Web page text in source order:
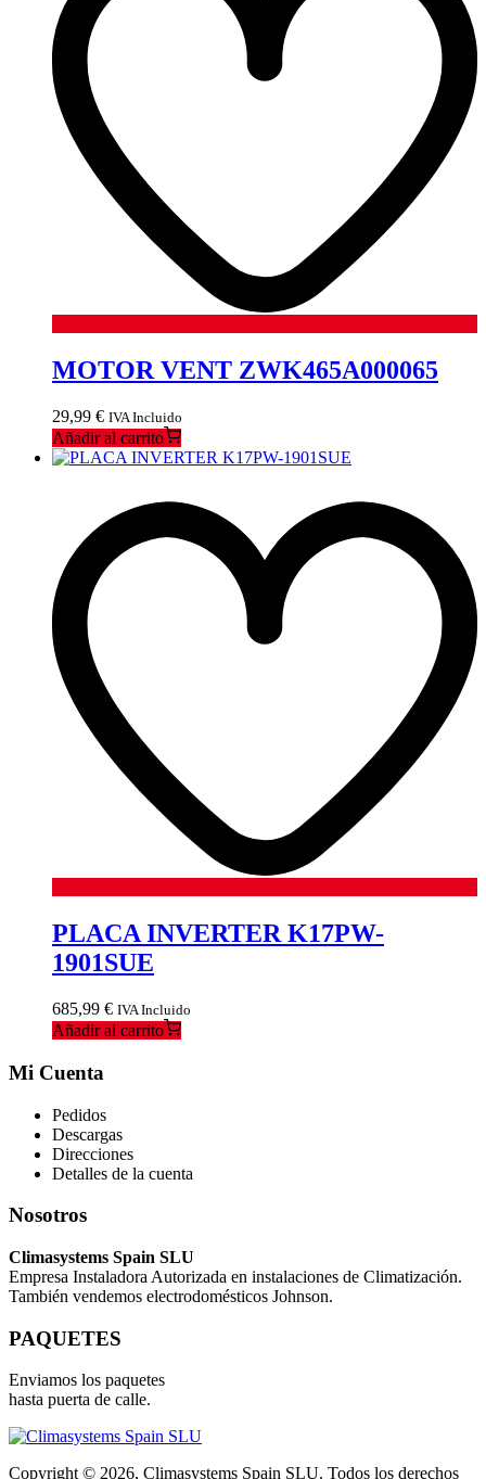
MOTOR VENT ZWK465A000065
29,99 € IVA Incluido
Añadir al carrito
PLACA INVERTER K17PW-
1901SUE
685,99 € IVA Incluido
Añadir al carrito
Mi Cuenta
Pedidos
Descargas
Direcciones
Detalles de la cuenta
Nosotros
Climasystems Spain SLU
Empresa Instaladora Autorizada en instalaciones de Climatización.
También vendemos electrodomésticos Johnson.
PAQUETES
Enviamos los paquetes
hasta puerta de calle.
Copyright © 2026, Climasystems Spain SLU. Todos los derechos